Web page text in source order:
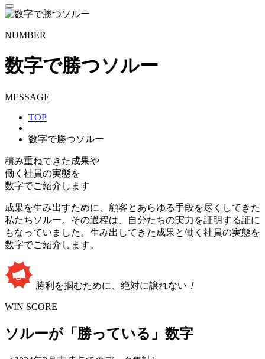
NUMBER
数字で勝つソルー
MESSAGE
TOP
数字で勝つソルー
積み重ねてきた成果や
働く社員の実態を
数字でご紹介します
成果を生み出すために、顧客とあらゆる手段を尽くしてきた
私たちソルー。その過程は、自分たちの実力を証明する証に
もなっていました。生み出してきた成果と働く社員の実態を
数字でご紹介します。
勝利を掴むために、絶対に譲れない ！
WIN SCORE
ソルーが「勝っている」数字